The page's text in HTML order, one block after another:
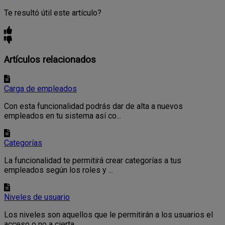
Te resultó útil este artículo?
Artículos relacionados
Carga de empleados
Con esta funcionalidad podrás dar de alta a nuevos
empleados en tu sistema así co...
Categorías
La funcionalidad te permitirá crear categorías a tus
empleados según los roles y ...
Niveles de usuario
Los niveles son aquellos que le permitirán a los usuarios el